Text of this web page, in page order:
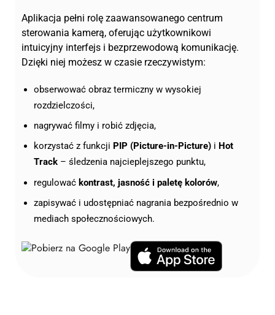
Aplikacja pełni rolę zaawansowanego centrum
sterowania kamerą, oferując użytkownikowi
intuicyjny interfejs i bezprzewodową komunikację.
Dzięki niej możesz w czasie rzeczywistym:
obserwować obraz termiczny w wysokiej
rozdzielczości,
nagrywać filmy i robić zdjęcia,
korzystać z funkcji PIP (Picture-in-Picture) i Hot
Track – śledzenia najcieplejszego punktu,
regulować kontrast, jasność i paletę kolorów,
zapisywać i udostępniać nagrania bezpośrednio w
mediach społecznościowych.